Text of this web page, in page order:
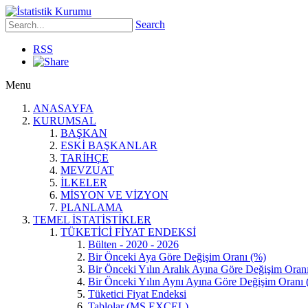
Search
RSS
Menu
ANASAYFA
KURUMSAL
BAŞKAN
ESKİ BAŞKANLAR
TARİHÇE
MEVZUAT
İLKELER
MİSYON VE VİZYON
PLANLAMA
TEMEL İSTATİSTİKLER
TÜKETİCİ FİYAT ENDEKSİ
Bülten - 2020 - 2026
Bir Önceki Aya Göre Değişim Oranı (%)
Bir Önceki Yılın Aralık Ayına Göre Değişim
Bir Önceki Yılın Aynı Ayına Göre Değişim Oranı
Tüketici Fiyat Endeksi